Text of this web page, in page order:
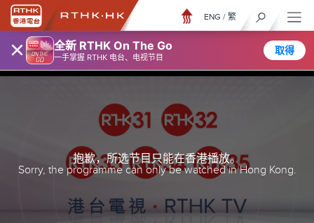
× 全新 RTHK On The Go
一手掌握 RTHK 电台、电视节目
取得
ENG / 繁
抱歉，所选节目只能在香港播放。
Sorry, the programme can only be watched in Hong Kong.